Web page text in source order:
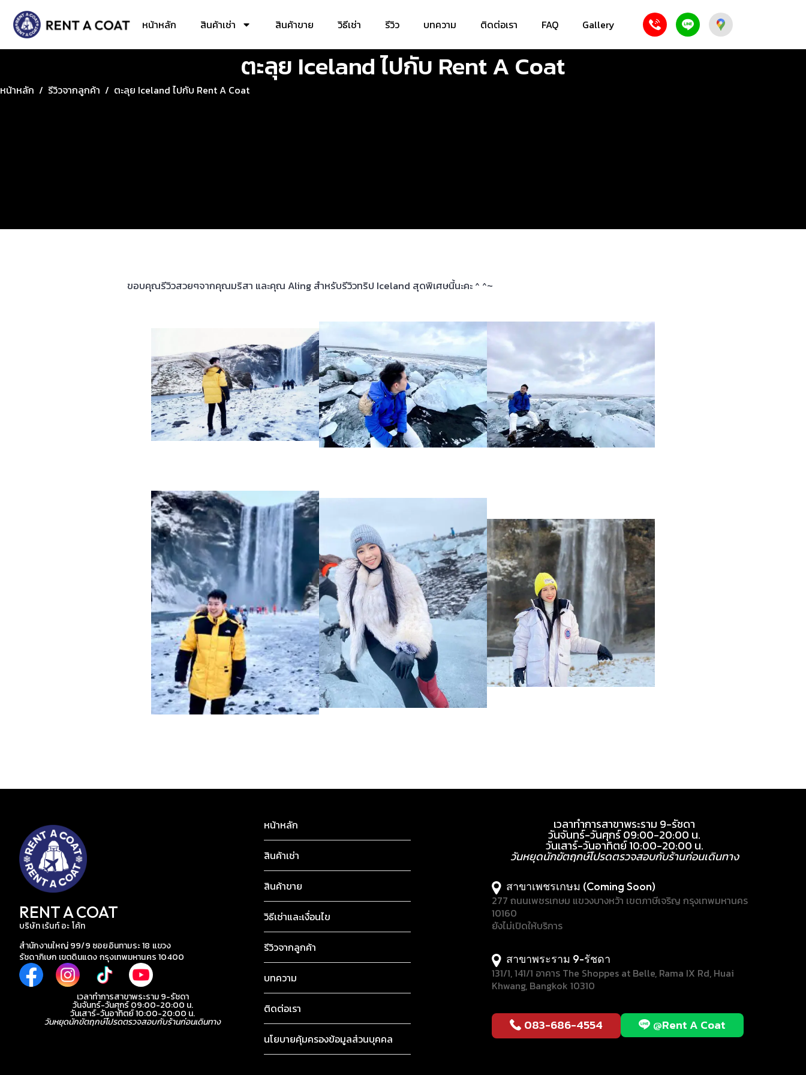
หน้าหลัก สินค้าเช่า สินค้าขาย วิธีเช่า รีวิว บทความ ติดต่อเรา FAQ Gallery
ตะลุย Iceland ไปกับ Rent A Coat
หน้าหลัก / รีวิวจากลูกค้า / ตะลุย Iceland ไปกับ Rent A Coat
ขอบคุณรีวิวสวยๆจากคุณมริสา และคุณ Aling สำหรับรีวิวทริป Iceland สุดพิเศษนี้นะคะ ^ ^~
RENT A COAT
บริษัท เร้นท์ อะ โค้ท
สำนักงานใหญ่ 99/9 ซอยอินทามระ 18 แขวง
รัชดาภิเษก เขตดินแดง กรุงเทพมหานคร 10400
เวลาทำการสาขาพระราม 9-รัชดา
วันจันทร์-วันศุกร์ 09:00-20:00 น.
วันเสาร์-วันอาทิตย์ 10:00-20:00 น.
วันหยุดนักขัตฤกษ์โปรดตรวจสอบกับร้านก่อนเดินทาง
หน้าหลัก
สินค้าเช่า
สินค้าขาย
วิธีเช่าและเงื่อนไข
รีวิวจากลูกค้า
บทความ
ติดต่อเรา
นโยบายคุ้มครองข้อมูลส่วนบุคคล
เวลาทำการสาขาพระราม 9-รัชดา
วันจันทร์-วันศุกร์ 09:00-20:00 น.
วันเสาร์-วันอาทิตย์ 10:00-20:00 น.
วันหยุดนักขัตฤกษ์โปรดตรวจสอบกับร้านก่อนเดินทาง
สาขาเพชรเกษม (Coming Soon)
277 ถนนเพชรเกษม แขวงบางหว้า เขตภาษีเจริญ กรุงเทพมหานคร
10160
ยังไม่เปิดให้บริการ
สาขาพระราม 9-รัชดา
131/1, 141/1 อาคาร The Shoppes at Belle, Rama IX Rd, Huai
Khwang, Bangkok 10310
083-686-4554 @Rent A Coat